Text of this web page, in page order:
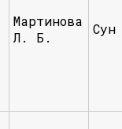
Мартинова
Л. Б.
Сун